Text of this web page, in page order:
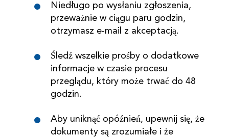
Niedługo po wysłaniu zgłoszenia,
przeważnie w ciągu paru godzin,
otrzymasz e-mail z akceptacją.
Śledź wszelkie prośby o dodatkowe
informacje w czasie procesu
przeglądu, który może trwać do 48
godzin.
Aby uniknąć opóźnień, upewnij się, że
dokumenty są zrozumiałe i że